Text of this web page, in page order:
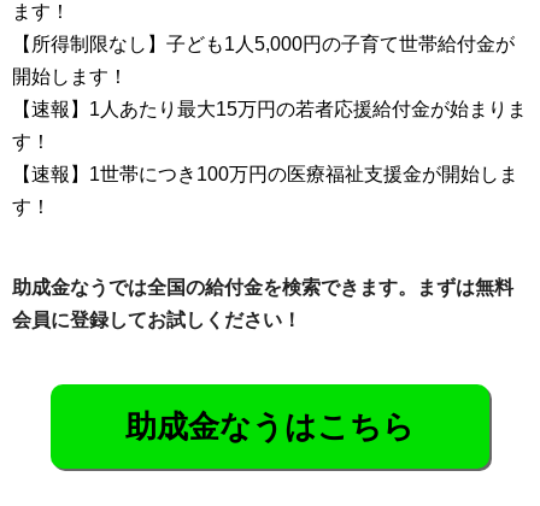
ます！
【所得制限なし】子ども1人5,000円の子育て世帯給付金が
開始します！
【速報】1人あたり最大15万円の若者応援給付金が始まりま
す！
【速報】1世帯につき100万円の医療福祉支援金が開始しま
す！
助成金なうでは全国の給付金を検索できます。まずは無料
会員に登録してお試しください！
助成金なうはこちら